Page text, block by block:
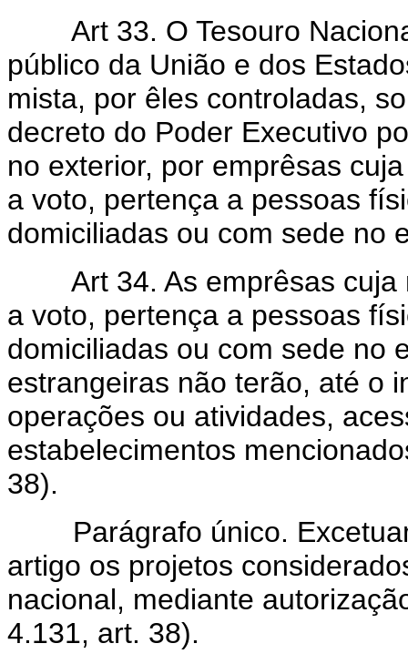
Art 33. O Tesouro
público da União e dos
mista, por êles controladas,
decreto do Poder Executivo
no exterior, por emprêsas
a voto, pertença a pessoas
domiciliadas ou com sede no
Art 34. As emprêsas cuja
a voto, pertença a pessoas
domiciliadas ou com sede no
estrangeiras não terão, até o
operações ou atividades,
estabelecimentos
38).
Parágrafo único.
artigo os projetos
nacional, mediante
4.131, art. 38).